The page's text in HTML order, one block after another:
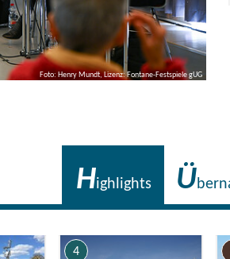
Foto: Henry Mundt, Lizenz: Fontane-Festspiele gUG
Highlights Ü
4